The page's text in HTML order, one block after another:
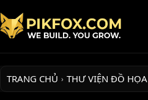
TRANG CHỦ › THƯ VIỆN ĐỒ HỌA